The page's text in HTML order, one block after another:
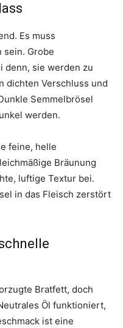
Es muss
sein. Grobe
denn, sie werden zu
dichten Verschluss und
Semmelbrösel
werden.
feine, helle
Bräunung
luftige Textur bei.
in das Fleisch zerstört
Bratfett, doch
Öl funktioniert,
ist eine